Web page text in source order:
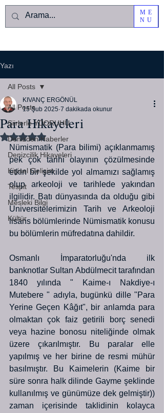
ME
NU
Yazı
All Posts
Şiirlerle YDORUHU
Denizden Haberler
Denizcilik Hikayeleri
Kişisel Gelişim
Tespit
Mesleki Bilgi
Kültür
All Posts
Para Hikayeleri
KIVANÇ ERGÖNÜL
15 Şub 2025 7 dakikada okunur
5 üzerinden NaN yıldız
Nümismatik (Para bilimi) açıklanmamış
pek çok tarihi olayının çözülmesinde
etkin bir şekilde yol almamızı sağlamış
olup arkeoloji ve tarihlede yakından
ilgilidir. Batı dünyasında da olduğu gibi
Üniversitelerimizin Tarih ve Arkeoloji
lisans bölümlerinde Nümismatik konusu
bu bölümlerin müfredatına dahildir.
Osmanlı İmparatorluğu'nda ilk
banknotlar Sultan Abdülmecit tarafından
1840 yılında " Kaime-ı Nakdiye-ı
Mutebere " adıyla, bugünkü dille "Para
Yerine Geçen Kâğıt", bir anlamda para
olmaktan çok faiz getirili borç senedi
veya hazine bonosu niteliğinde olmak
üzere çıkarılmıştır. Bu paralar elle
yapılmış ve her birine de resmi mühür
basılmıştır. Bu Kaimelerin (Kaime bir
süre sonra halk dilinde Gayme şeklinde
kullanılmış ve günümüze dek gelmiştir))
zaman içerisinde taklidinin kolayca